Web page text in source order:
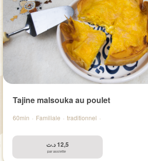
Tajine malsouka au poulet
60min · Familiale · traditionnel ·
12,5د.ت
par assiette